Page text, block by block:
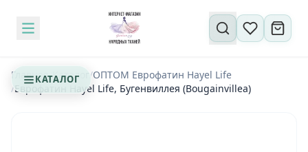
КАТАЛОГ
Поиск по сайту
Главная/Каталог/OПТОМ Еврофатин Hayel Life
/Еврофатин Hayel Life, Бугенвиллея (Bougainvillea)